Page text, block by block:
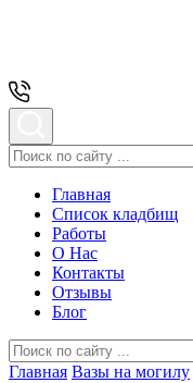
Главная
Список кладбищ
Работы
О Нас
Контакты
Отзывы
Блог
Главная Вазы на могилу